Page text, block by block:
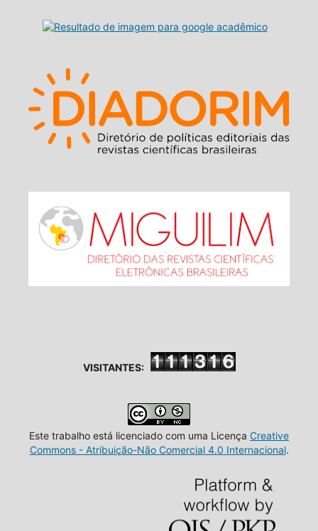
VISITANTES:
Este trabalho está licenciado com uma Licença Creative
Commons - Atribuição-Não Comercial 4.0 Internacional.